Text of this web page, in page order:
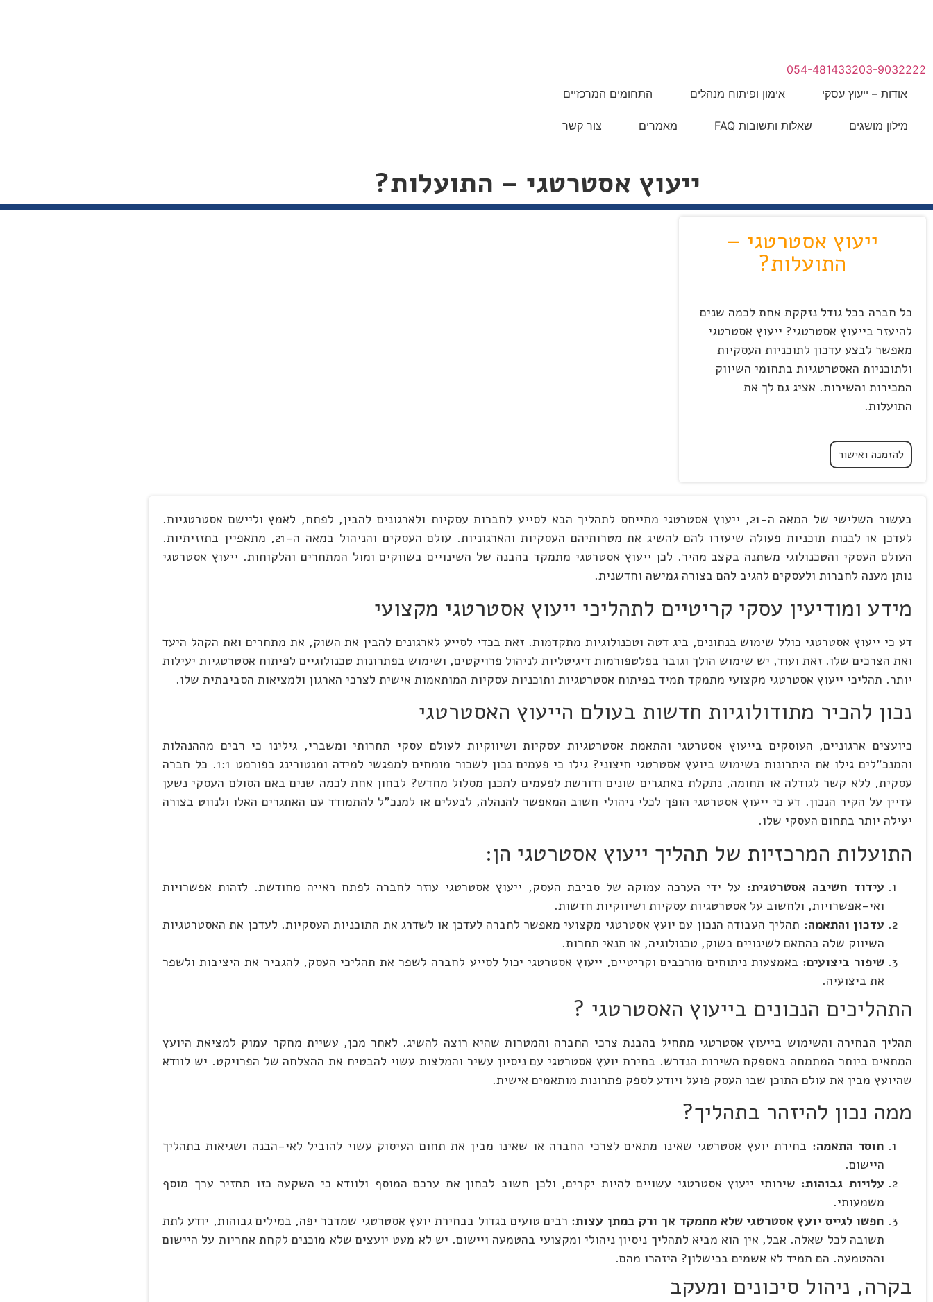
03-9032222
054-4814332
אודות – ייעוץ עסקי
אימון ופיתוח מנהלים התחומים המרכזיים
מילון מושגים שאלות ותשובות FAQ מאמרים צור קשר
ייעוץ אסטרטגי – התועלות?
ייעוץ אסטרטגי –
התועלות?
כל חברה בכל גודל נזקקת אחת לכמה שנים
להיעזר בייעוץ אסטרטגי? ייעוץ אסטרטגי
מאפשר לבצע עדכון לתוכניות העסקיות
ולתוכניות האסטרטגיות בתחומי השיווק
המכירות והשירות. אציג גם לך את
התועלות.
להזמנה ואישור
בעשור השלישי של המאה ה-21, ייעוץ אסטרטגי מתייחס לתהליך הבא לסייע לחברות עסקיות ולארגונים להבין, לפתח, לאמץ וליישם אסטרטגיות.
לעדכן או לבנות תוכניות פעולה שיעזרו להם להשיג את מטרותיהם העסקיות והארגוניות. עולם העסקים והניהול במאה ה-21, מתאפיין בתזזיתיות.
העולם העסקי והטכנולוגי משתנה בקצב מהיר. לכן ייעוץ אסטרטגי מתמקד בהבנה של השינויים בשווקים ומול המתחרים והלקוחות. ייעוץ אסטרטגי
נותן מענה לחברות ולעסקים להגיב להם בצורה גמישה וחדשנית.
מידע ומודיעין עסקי קריטיים לתהליכי ייעוץ אסטרטגי מקצועי
דע כי ייעוץ אסטרטגי כולל שימוש בנתונים, ביג דטה וטכנולוגיות מתקדמות. זאת בכדי לסייע לארגונים להבין את השוק, את מתחרים ואת הקהל היעד
ואת הצרכים שלו. זאת ועוד, יש שימוש הולך וגובר בפלטפורמות דיגיטליות לניהול פרויקטים, ושימוש בפתרונות טכנולוגיים לפיתוח אסטרטגיות יעילות
יותר. תהליכי ייעוץ אסטרטגי מקצועי מתמקד תמיד בפיתוח אסטרטגיות ותוכניות עסקיות המותאמות אישית לצרכי הארגון ולמציאות הסביבתית שלו.
נכון להכיר מתודולוגיות חדשות בעולם הייעוץ האסטרטגי
כיועצים ארגוניים, העוסקים בייעוץ אסטרטגי והתאמת אסטרטגיות עסקיות ושיווקיות לעולם עסקי תחרותי ומשברי, גילינו כי רבים מההנהלות
והמנכ"לים גילו את היתרונות בשימוש ביועץ אסטרטגי חיצוני? גילו כי פעמים נכון לשכור מומחים למפגשי למידה ומנטורינג בפורמט 1:1. כל חברה
עסקית, ללא קשר לגודלה או תחומה, נתקלת באתגרים שונים ודורשת לפעמים לתכנן מסלול מחדש? לבחון אחת לכמה שנים באם הסולם העסקי נשען
עדיין על הקיר הנכון. דע כי ייעוץ אסטרטגי הופך לכלי ניהולי חשוב המאפשר להנהלה, לבעלים או למנכ"ל להתמודד עם האתגרים האלו ולנווט בצורה
יעילה יותר בתחום העסקי שלו.
התועלות המרכזיות של תהליך ייעוץ אסטרטגי הן:
עידוד חשיבה אסטרטגית: על ידי הערכה עמוקה של סביבת העסק, ייעוץ אסטרטגי עוזר לחברה לפתח ראייה מחודשת. לזהות אפשרויות
ואי-אפשרויות, ולחשוב על אסטרטגיות עסקיות ושיווקיות חדשות.
עדכון והתאמה: תהליך העבודה הנכון עם יועץ אסטרטגי מקצועי מאפשר לחברה לעדכן או לשדרג את התוכניות העסקיות. לעדכן את האסטרטגיות
השיווק שלה בהתאם לשינויים בשוק, טכנולוגיה, או תנאי תחרות.
שיפור ביצועים: באמצעות ניתוחים מורכבים וקריטיים, ייעוץ אסטרטגי יכול לסייע לחברה לשפר את תהליכי העסק, להגביר את היציבות ולשפר
את ביצועיה.
התהליכים הנכונים בייעוץ האסטרטגי ?
תהליך הבחירה והשימוש בייעוץ אסטרטגי מתחיל בהבנת צרכי החברה והמטרות שהיא רוצה להשיג. לאחר מכן, עשיית מחקר עמוק למציאת היועץ
המתאים ביותר המתמחה באספקת השירות הנדרש. בחירת יועץ אסטרטגי עם ניסיון עשיר והמלצות עשוי להבטיח את ההצלחה של הפרויקט. יש לוודא
שהיועץ מבין את עולם התוכן שבו העסק פועל ויודע לספק פתרונות מותאמים אישית.
ממה נכון להיזהר בתהליך?
חוסר התאמה: בחירת יועץ אסטרטגי שאינו מתאים לצרכי החברה או שאינו מבין את תחום העיסוק עשוי להוביל לאי-הבנה ושגיאות בתהליך
היישום.
עלויות גבוהות: שירותי ייעוץ אסטרטגי עשויים להיות יקרים, ולכן חשוב לבחון את ערכם המוסף ולוודא כי השקעה כזו תחזיר ערך מוסף
משמעותי.
חפשו לגייס יועץ אסטרטגי שלא מתמקד אך ורק במתן עצות: רבים טועים בגדול בבחירת יועץ אסטרטגי שמדבר יפה, במילים גבוהות, יודע לתת
תשובה לכל שאלה. אבל, אין הוא מביא לתהליך ניסיון ניהולי ומקצועי בהטמעה ויישום. יש לא מעט יועצים שלא מוכנים לקחת אחריות על היישום
וההטמעה. הם תמיד לא אשמים בכישלון? היזהרו מהם.
בקרה, ניהול סיכונים ומעקב